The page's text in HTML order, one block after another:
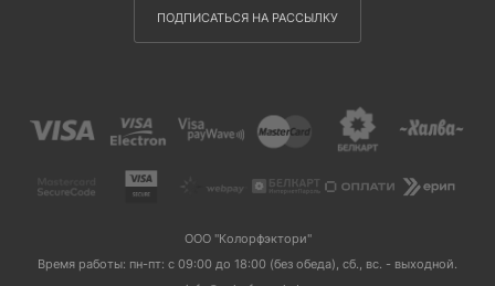
ПОДПИСАТЬСЯ НА РАССЫЛКУ
ООО "Колорфэктори"
Время работы: пн-пт: с 09:00 до 18:00 (без обеда), сб., вс. - выходной.